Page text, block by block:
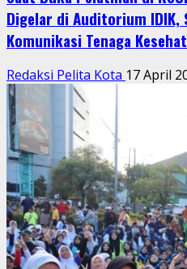
Digelar di Auditorium IDIK,
Komunikasi Tenaga
Redaksi Pelita Kota 17 April